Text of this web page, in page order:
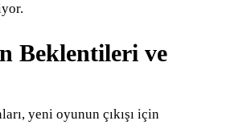
Beklentileri ve
yeni oyunun çıkışı için